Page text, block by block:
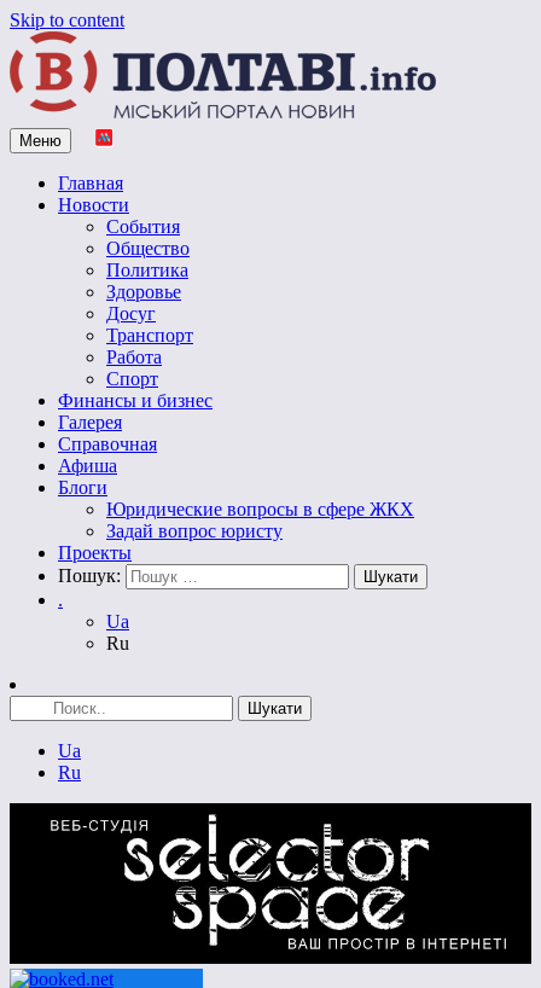
Skip to content
Vpoltave.info
Полтавский портал новостей
Меню
Главная
Новости
События
Общество
Политика
Здоровье
Досуг
Транспорт
Работа
Спорт
Финансы и бизнес
Галерея
Справочная
Афиша
Блоги
Юридические вопросы в сфере ЖКХ
Задай вопрос юристу
Проекты
Пошук:
.
Ua
Ru
Ua
Ru